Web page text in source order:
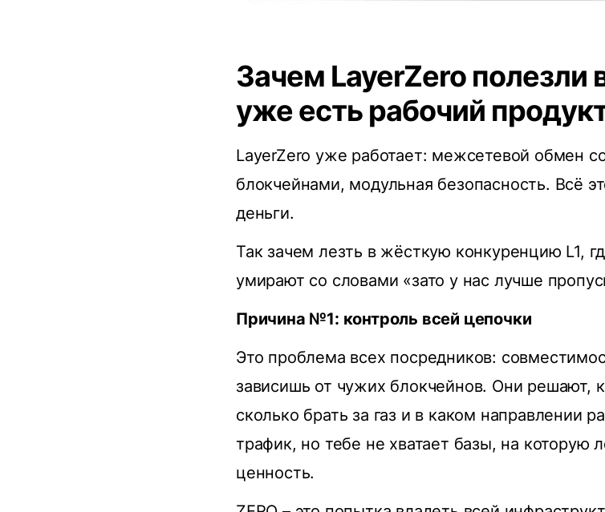
Зачем LayerZero полезли
уже есть рабочий
LayerZero уже работает: межсетевой обмен
блокчейнами, модульная безопасность. Всё
деньги.
Так зачем лезть в жёсткую конкуренцию L1,
умирают со словами «зато у нас лучше
Причина №1: контроль всей цепочки
Это проблема всех посредников:
зависишь от чужих блокчейнов. Они решают,
сколько брать за газ и в каком направлении
трафик, но тебе не хватает базы, на которую
ценность.